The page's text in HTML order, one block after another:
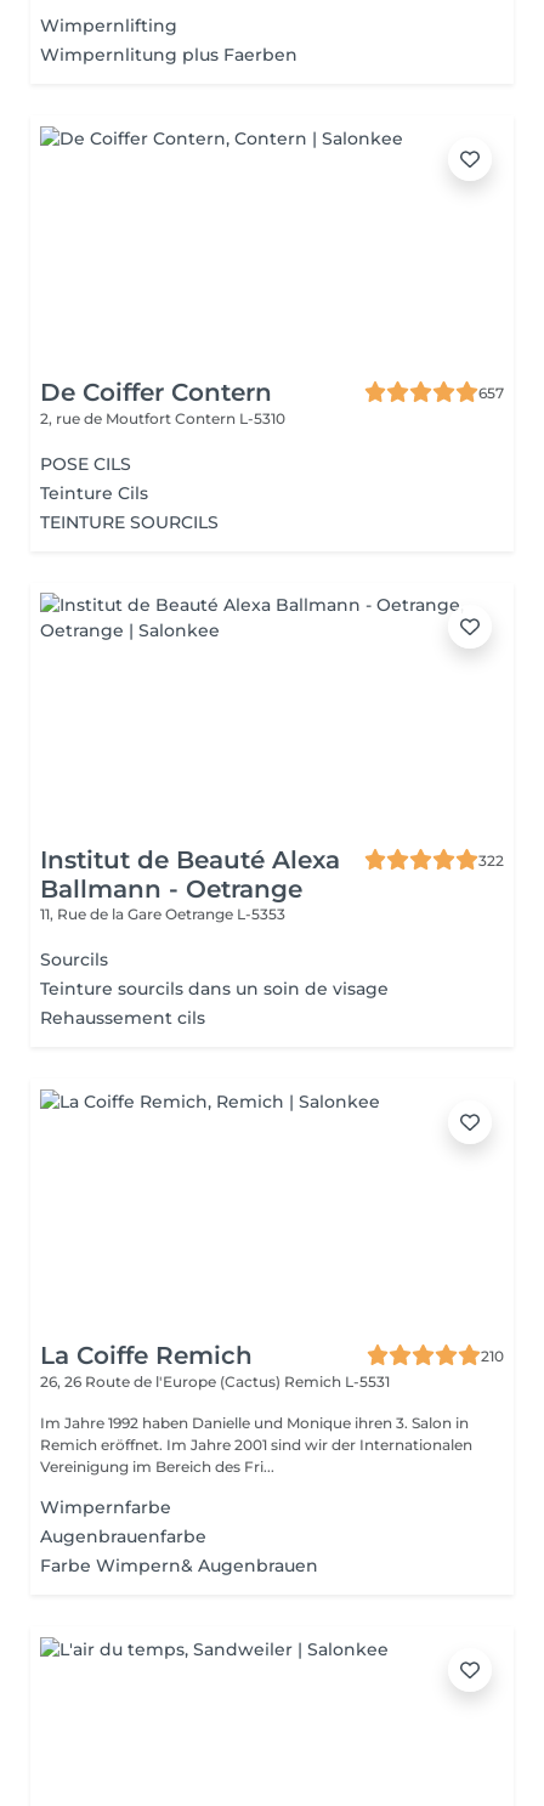
Wimpernlifting
Wimpernlitung plus Faerben
De Coiffer Contern
657
2, rue de Moutfort Contern L-5310
POSE CILS
Teinture Cils
TEINTURE SOURCILS
Institut de Beauté Alexa
Ballmann - Oetrange
322
11, Rue de la Gare Oetrange L-5353
Sourcils
Teinture sourcils dans un soin de visage
Rehaussement cils
La Coiffe Remich
210
26, 26 Route de l'Europe (Cactus) Remich L-5531
Im Jahre 1992 haben Danielle und Monique ihren 3. Salon in
Remich eröffnet. Im Jahre 2001 sind wir der Internationalen
Vereinigung im Bereich des Fri...
Wimpernfarbe
Augenbrauenfarbe
Farbe Wimpern& Augenbrauen